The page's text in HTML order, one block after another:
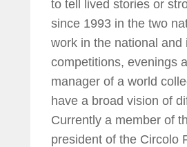
to tell lived stories or
since 1993 in the two
work in the national
competitions, evenings
manager of a world
have a broad vision of
Currently a member of
president of the Circolo